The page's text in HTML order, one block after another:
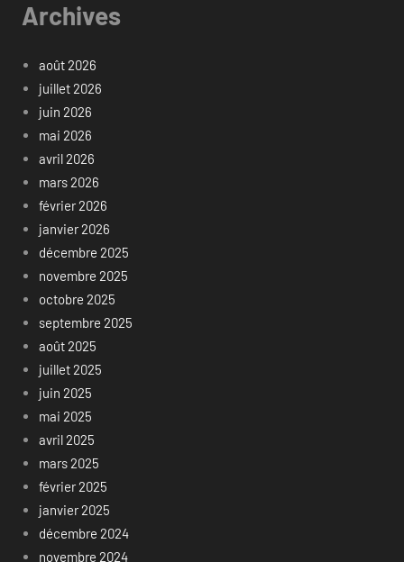
Archives
août 2026
juillet 2026
juin 2026
mai 2026
avril 2026
mars 2026
février 2026
janvier 2026
décembre 2025
novembre 2025
octobre 2025
septembre 2025
août 2025
juillet 2025
juin 2025
mai 2025
avril 2025
mars 2025
février 2025
janvier 2025
décembre 2024
novembre 2024